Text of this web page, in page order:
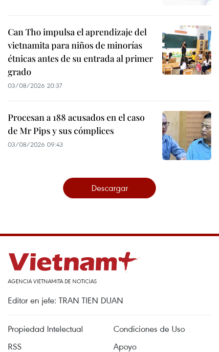
Can Tho impulsa el aprendizaje del
vietnamita para niños de minorías
étnicas antes de su entrada al primer
grado
03/08/2026 20:37
Procesan a 188 acusados en el caso
de Mr Pips y sus cómplices
03/08/2026 09:43
Descargar
AGENCIA VIETNAMITA DE NOTICIAS
Editor en jefe: TRAN TIEN DUAN
Propiedad Intelectual
Condiciones de Uso
RSS
Apoyo